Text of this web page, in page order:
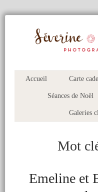
Accueil Carte
Séances de Noël
Galeries
Mot
Emeline et